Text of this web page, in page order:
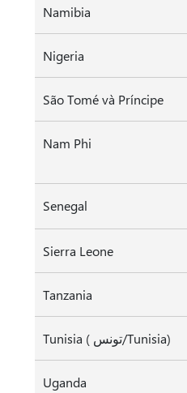
Namibia
Nigeria
São Tomé và Príncipe
Nam Phi
Senegal
Sierra Leone
Tanzania
Tunisia ( تونس/Tunisia)
Uganda